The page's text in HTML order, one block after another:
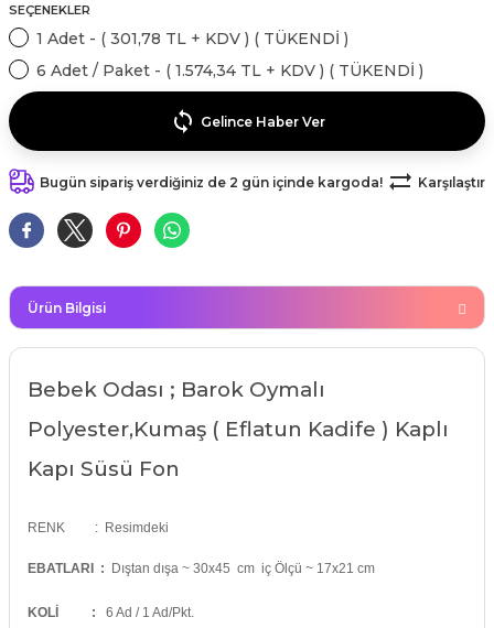
Veda Parti Malzemeleri
Süsleri (Halloween)
Günü
Süsleri
malzemeleri
VE NİKAH Şekeri SARF
Maskeleri
süsleri
Çorap
modelleri (süslü
Malzemeleri
Taş Baskı Ürünleri
Ürünleri
SEÇENEKLER
1 Adet - ( 301,78 TL + KDV ) ( TÜKENDİ )
6 Adet / Paket - ( 1.574,34 TL + KDV ) ( TÜKENDİ )
Gelince Haber Ver
Bugün sipariş verdiğiniz de 2 gün içinde kargoda! Karşılaştır
Ürün Bilgisi
Bebek Odası ; Barok Oymalı
Polyester,Kumaş ( Eflatun Kadife ) Kaplı
Kapı Süsü Fon
RENK : Resimdeki
EBATLARI : Dıştan dışa ~ 30x45 cm iç Ölçü ~ 17x21 cm
KOLİ : 6 Ad / 1 Ad/Pkt.